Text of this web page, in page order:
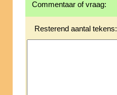
Commentaar of vraag:
Resterend aantal tekens: